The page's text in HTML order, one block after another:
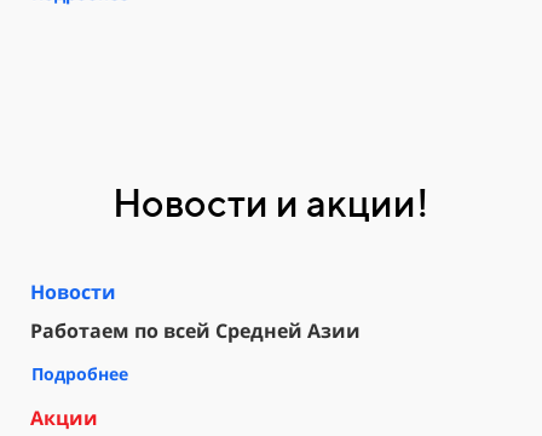
Новости и акции!
Новости
Работаем по всей Средней Азии
Подробнее
Акции